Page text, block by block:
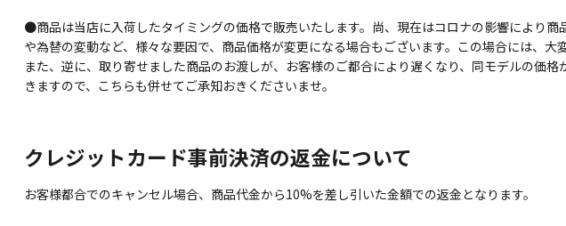
●商品は当店に入荷したタイミングの価格で販売いたします。尚、現在はコロナの影響により
や為替の変動など、様々な要因で、商品価格が変更になる場合もございます。この場合には、
また、逆に、取り寄せました商品のお渡しが、お客様のご都合により遅くなり、同モデルの価
きますので、こちらも併せてご承知おきくださいませ。
クレジットカード事前決済の返金について
お客様都合でのキャンセル場合、商品代金から10%を差し引いた金額での返金となります。